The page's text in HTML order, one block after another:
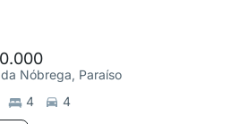
Nóbrega, Paraíso
4 4